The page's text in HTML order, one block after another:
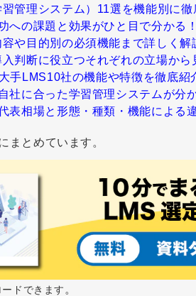
習管理システム）11選を機能別に徹
への課題と効果がひと目で分かる！
や目的別の必須機能まで詳しく解
判断に役立つそれぞれの立場から
手LMS10社の機能や特徴を徹底紹
社に合った学習管理システムが分
表相場と形態・種類・機能による
まとめています。
ドできます 。